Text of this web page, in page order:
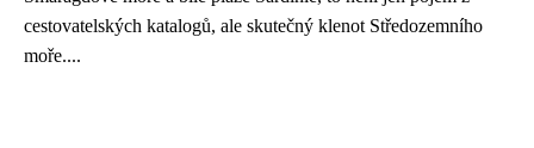
cestovatelských katalogů, ale skutečný klenot Středozemního
moře....